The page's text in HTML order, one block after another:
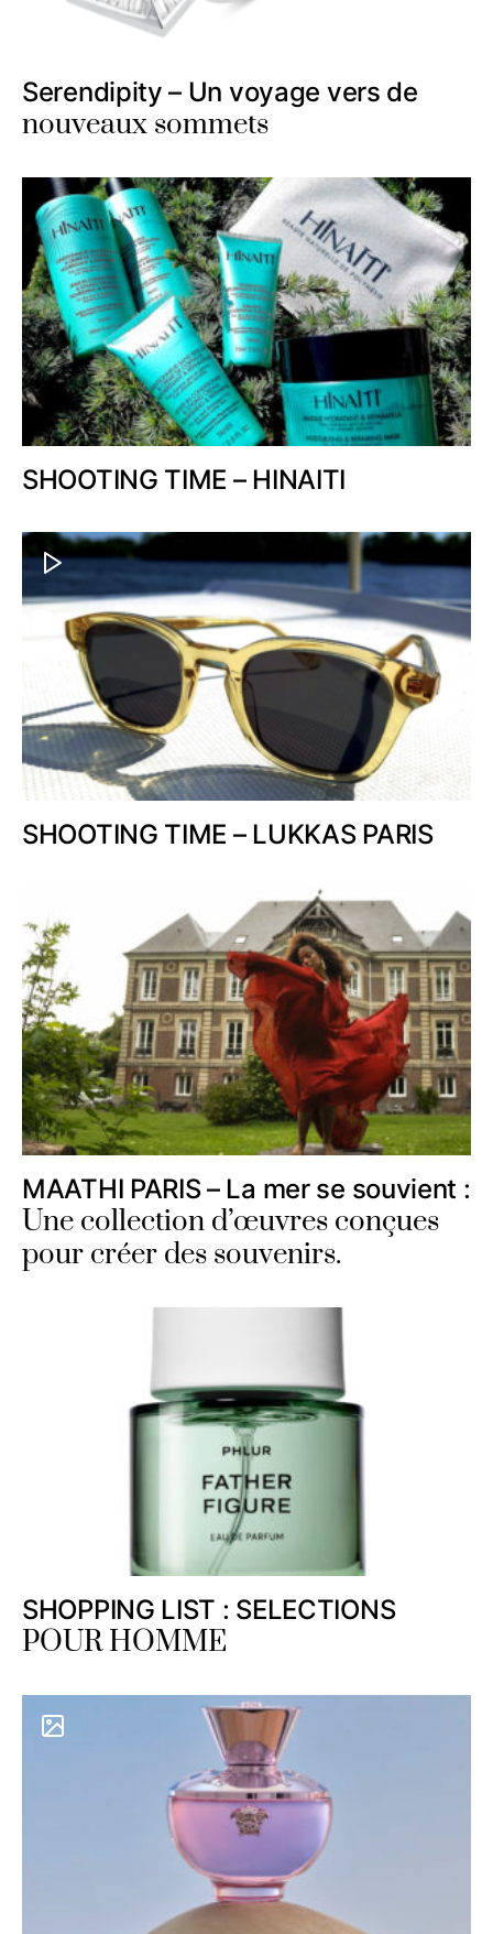
Serendipity – Un voyage vers de
nouveaux sommets
SHOOTING TIME – HINAITI
SHOOTING TIME – LUKKAS PARIS
MAATHI PARIS – La mer se souvient :
Une collection d’œuvres conçues
pour créer des souvenirs.
SHOPPING LIST : SELECTIONS
POUR HOMME